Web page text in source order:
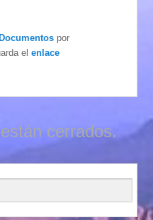
por
elenlace
cerrados.